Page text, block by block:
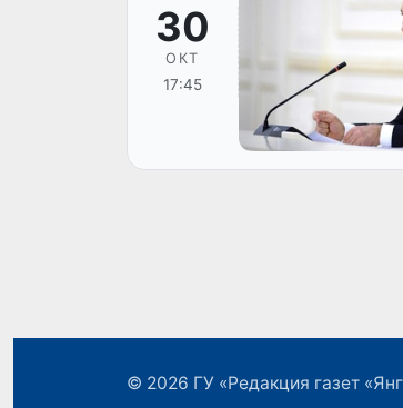
30
ОКТ
17:45
© 2026 ГУ «Редакция газет